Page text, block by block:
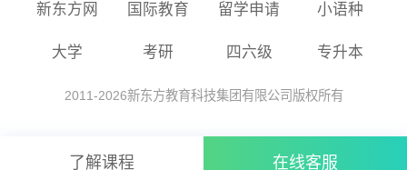
新东方网 国际教育 留学申请 小语种
大学 考研 四六级 专升本
2011-2026新东方教育科技集团有限公司版权所有
了解课程 在线客服